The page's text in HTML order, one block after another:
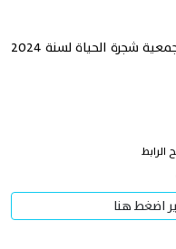
نسخة إلكترونية من التقرير المالي الخاص بجمعية شجرة الحياة لسنة 2024
الرابط
اضغط هنا